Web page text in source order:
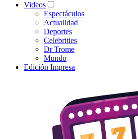
Videos
Espectáculos
Actualidad
Deportes
Celebrities
Dr Trome
Mundo
Edición Impresa